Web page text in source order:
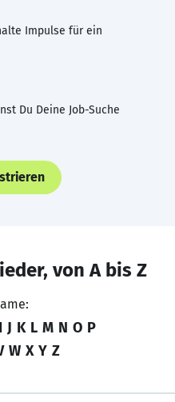
Impulse für ein
Du Deine Job-Suche
von A bis Z
I J K L M N O P
W X Y Z